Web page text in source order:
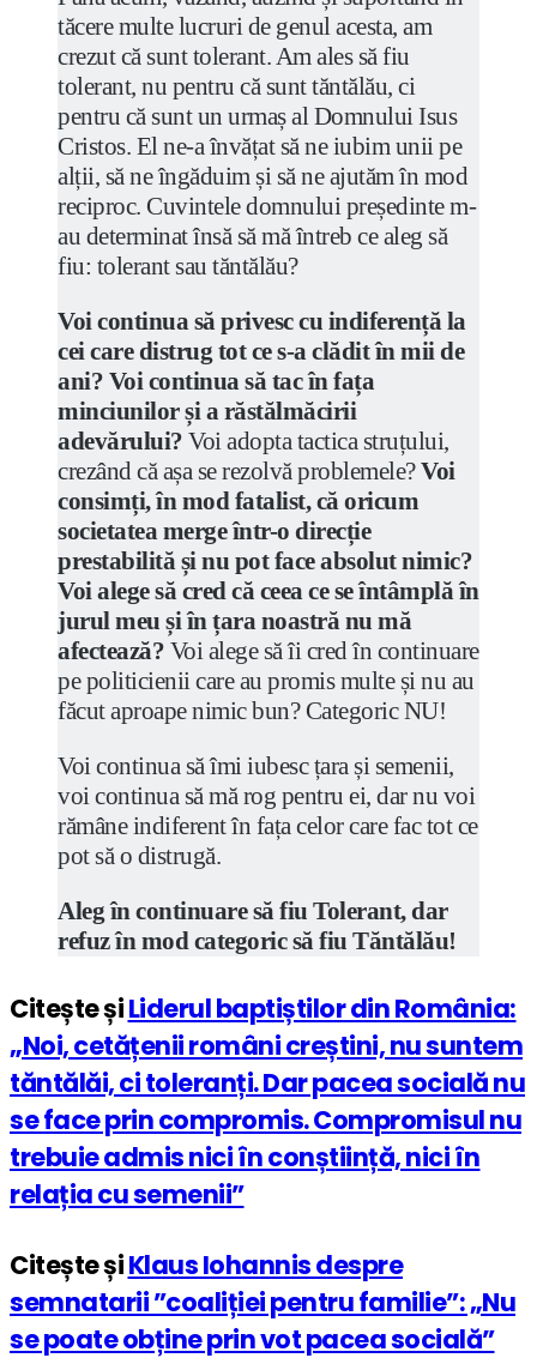
tăcere multe lucruri de genul acesta, am
crezut că sunt tolerant. Am ales să fiu
tolerant, nu pentru că sunt tăntălău, ci
pentru că sunt un urmaș al Domnului Isus
Cristos. El ne-a învățat să ne iubim unii pe
alții, să ne îngăduim și să ne ajutăm în mod
reciproc. Cuvintele domnului președinte m-
au determinat însă să mă întreb ce aleg să
fiu: tolerant sau tăntălău?
Voi continua să privesc cu indiferență la
cei care distrug tot ce s-a clădit în mii de
ani? Voi continua să tac în fața
minciunilor și a răstălmăcirii
adevărului? Voi adopta tactica struțului,
crezând că așa se rezolvă problemele?Voi
consimți, în mod fatalist, că oricum
societatea merge într-o direcție
prestabilită și nu pot face absolut nimic?
Voi alege să cred că ceea ce se întâmplă în
jurul meu și în țara noastră nu mă
afectează? Voi alege să îi cred în continuare
pe politicienii care au promis multe și nu au
făcut aproape nimic bun? Categoric NU!
Voi continua să îmi iubesc țara și semenii,
voi continua să mă rog pentru ei, dar nu voi
rămâne indiferent în fața celor care fac tot ce
pot să o distrugă.
Aleg în continuare să fiu Tolerant, dar
refuz în mod categoric să fiu Tăntălău!
Citește șiLiderul baptiștilor din România:
„Noi, cetățenii români creștini, nu suntem
tăntălăi, ci toleranți. Dar pacea socială nu
se face prin compromis. Compromisul nu
trebuie admis nici în conștiință, nici în
relația cu semenii”
Citește șiKlaus Iohannis despre
semnatarii ”coaliției pentru familie”: „Nu
se poate obține prin vot pacea socială”